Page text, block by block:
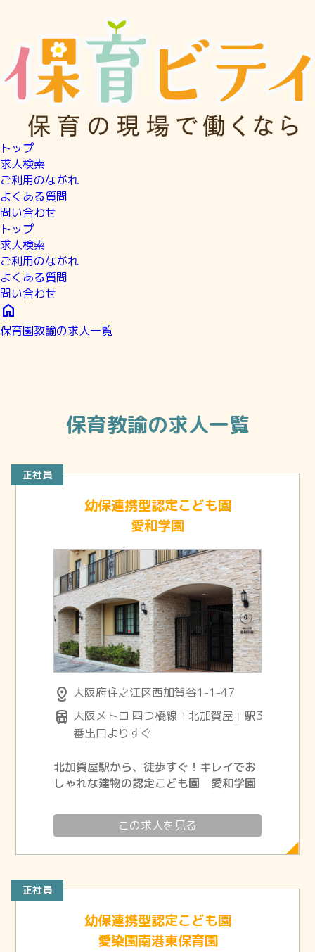
トップ
求人検索
ご利用のながれ
よくある質問
問い合わせ
トップ
求人検索
ご利用のながれ
よくある質問
問い合わせ
home
保育園教諭の求人一覧
保育教諭の求人一覧
正社員
幼保連携型認定こども園
愛和学園
distance 大阪府住之江区西加賀谷1-1-47
train 大阪メトロ 四つ橋線「北加賀屋」駅3
番出口よりすぐ
北加賀屋駅から、徒歩すぐ！キレイでお
しゃれな建物の認定こども園 愛和学園
この求人を見る
正社員
幼保連携型認定こども園
愛染園南港東保育園